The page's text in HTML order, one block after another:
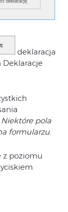
deklaracja
Deklaracje
Niektóre pola
formularzu.
z poziomu